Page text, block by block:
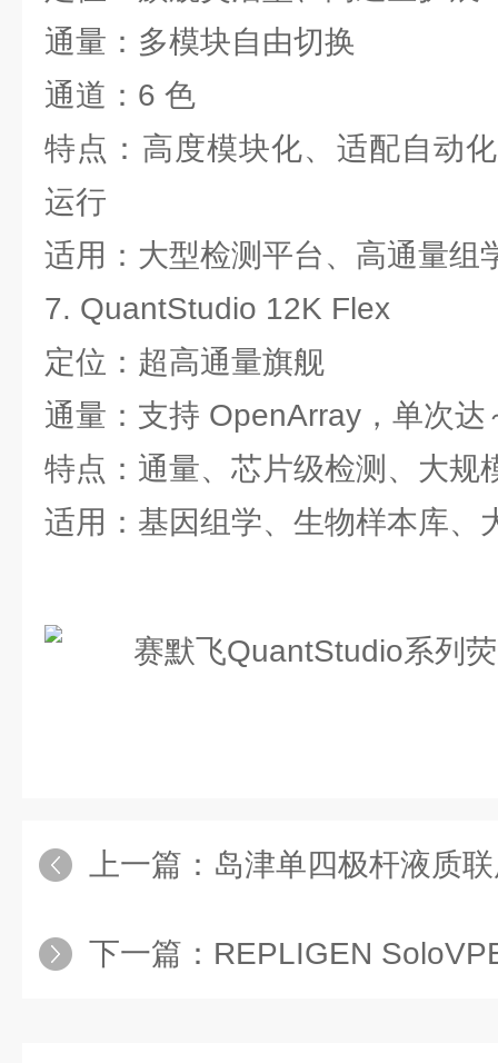
通量：多模块自由切换
通道：6 色
特点：高度模块化、适配自动
运行
适用：大型检测平台、高通量组
7. QuantStudio 12K Flex
定位：超高通量旗舰
通量：支持 OpenArray，单次
特点：通量、芯片级检测、大规
适用：基因组学、生物样本库、
上一篇： 岛津单四极杆液质
下一篇： REPLIGEN SoloVPE